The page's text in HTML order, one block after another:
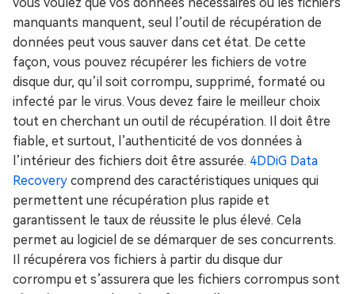
manquants manquent, seul l’outil de récupération de
données peut vous sauver dans cet état. De cette
façon, vous pouvez récupérer les fichiers de votre
disque dur, qu’il soit corrompu, supprimé, formaté ou
infecté par le virus. Vous devez faire le meilleur choix
tout en cherchant un outil de récupération. Il doit être
fiable, et surtout, l’authenticité de vos données à
l’intérieur des fichiers doit être assurée. 4DDiG Data
Recovery comprend des caractéristiques uniques qui
permettent une récupération plus rapide et
garantissent le taux de réussite le plus élevé. Cela
permet au logiciel de se démarquer de ses concurrents.
Il récupérera vos fichiers à partir du disque dur
corrompu et s’assurera que les fichiers corrompus sont